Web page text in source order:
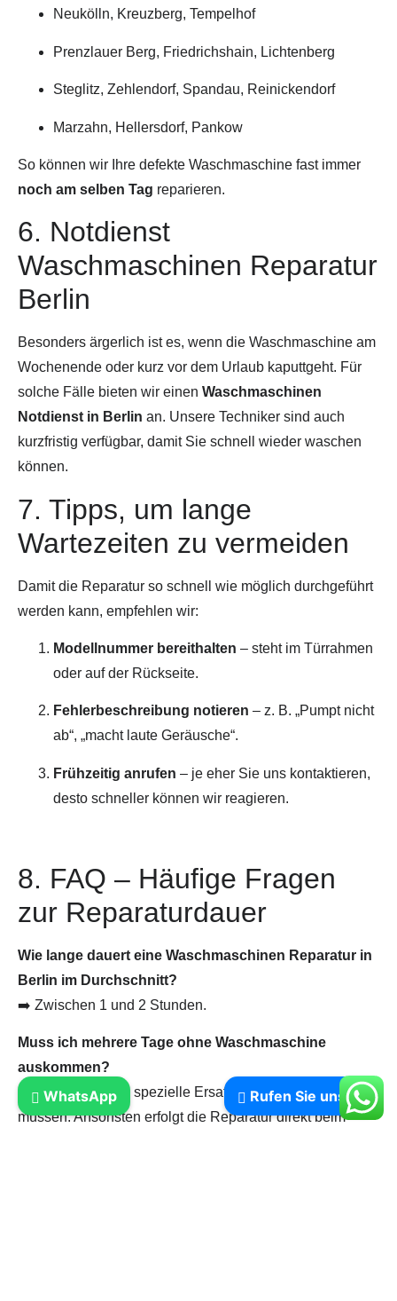
Neukölln, Kreuzberg, Tempelhof
Prenzlauer Berg, Friedrichshain, Lichtenberg
Steglitz, Zehlendorf, Spandau, Reinickendorf
Marzahn, Hellersdorf, Pankow
So können wir Ihre defekte Waschmaschine fast immer
noch am selben Tag reparieren.
6. Notdienst
Waschmaschinen Reparatur
Berlin
Besonders ärgerlich ist es, wenn die Waschmaschine am
Wochenende oder kurz vor dem Urlaub kaputtgeht. Für
solche Fälle bieten wir einen Waschmaschinen
Notdienst in Berlin an. Unsere Techniker sind auch
kurzfristig verfügbar, damit Sie schnell wieder waschen
können.
7. Tipps, um lange
Wartezeiten zu vermeiden
Damit die Reparatur so schnell wie möglich durchgeführt
werden kann, empfehlen wir:
Modellnummer bereithalten – steht im Türrahmen
oder auf der Rückseite.
Fehlerbeschreibung notieren – z. B. „Pumpt nicht
ab“, „macht laute Geräusche“.
Frühzeitig anrufen – je eher Sie uns kontaktieren,
desto schneller können wir reagieren.
8. FAQ – Häufige Fragen
zur Reparaturdauer
Wie lange dauert eine Waschmaschinen Reparatur in
Berlin im Durchschnitt?
➡️ Zwischen 1 und 2 Stunden.
Muss ich mehrere Tage ohne Waschmaschine
auskommen?
➡️ Nein, nur wenn spezielle Ersatzteile bestellt werden
müssen. Ansonsten erfolgt die Reparatur direkt beim
Rufen Sie uns an
WhatsApp